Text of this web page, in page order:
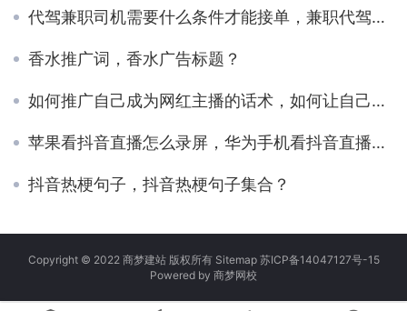
代驾兼职司机需要什么条件才能接单，兼职代驾司机有什么要求？
香水推广词，香水广告标题？
如何推广自己成为网红主播的话术，如何让自己成为网红主播？
苹果看抖音直播怎么录屏，华为手机看抖音直播怎么录屏？
抖音热梗句子，抖音热梗句子集合？
Copyright © 2022 商梦建站 版权所有 Sitemap 苏ICP备14047127号-15
Powered by 商梦网校